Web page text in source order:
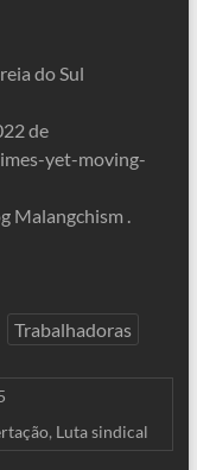
do Sul
de
yet-moving-
Malangchism .
Trabalhadoras
, Luta sindical